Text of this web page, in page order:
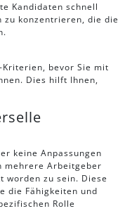
Kandidaten schnell
konzentrieren, die die
bevor Sie mit
Dies hilft Ihnen,
keine Anpassungen
mehrere Arbeitgeber
worden zu sein. Diese
die Fähigkeiten und
Rolle